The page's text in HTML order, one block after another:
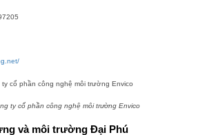
ty cổ phần công nghệ môi trường Envico
và môi trường Đại Phú